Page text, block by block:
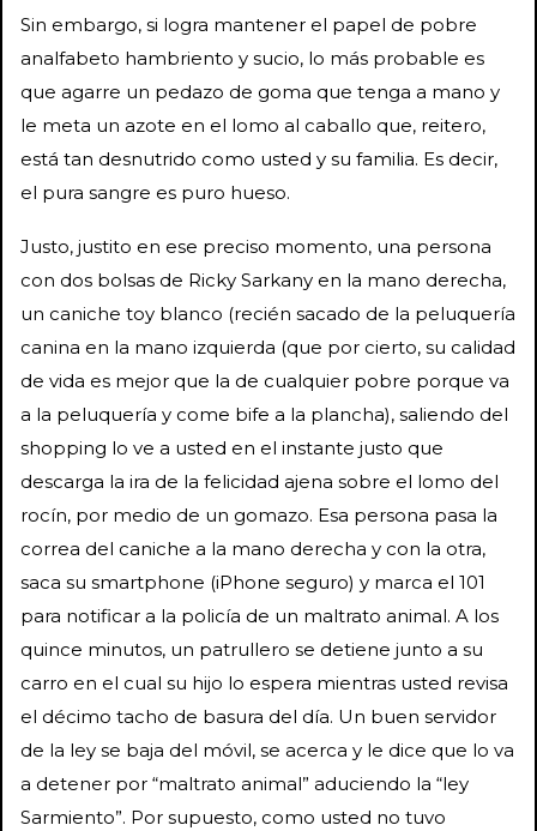
Sin embargo, si logra mantener el papel de pobre
analfabeto hambriento y sucio, lo más probable es
que agarre un pedazo de goma que tenga a mano y
le meta un azote en el lomo al caballo que, reitero,
está tan desnutrido como usted y su familia. Es decir,
el pura sangre es puro hueso.
Justo, justito en ese preciso momento, una persona
con dos bolsas de Ricky Sarkany en la mano derecha,
un caniche toy blanco (recién sacado de la peluquería
canina en la mano izquierda (que por cierto, su calidad
de vida es mejor que la de cualquier pobre porque va
a la peluquería y come bife a la plancha), saliendo del
shopping lo ve a usted en el instante justo que
descarga la ira de la felicidad ajena sobre el lomo del
rocín, por medio de un gomazo. Esa persona pasa la
correa del caniche a la mano derecha y con la otra,
saca su smartphone (iPhone seguro) y marca el 101
para notificar a la policía de un maltrato animal. A los
quince minutos, un patrullero se detiene junto a su
carro en el cual su hijo lo espera mientras usted revisa
el décimo tacho de basura del día. Un buen servidor
de la ley se baja del móvil, se acerca y le dice que lo va
a detener por “maltrato animal” aduciendo la “ley
Sarmiento”. Por supuesto, como usted no tuvo